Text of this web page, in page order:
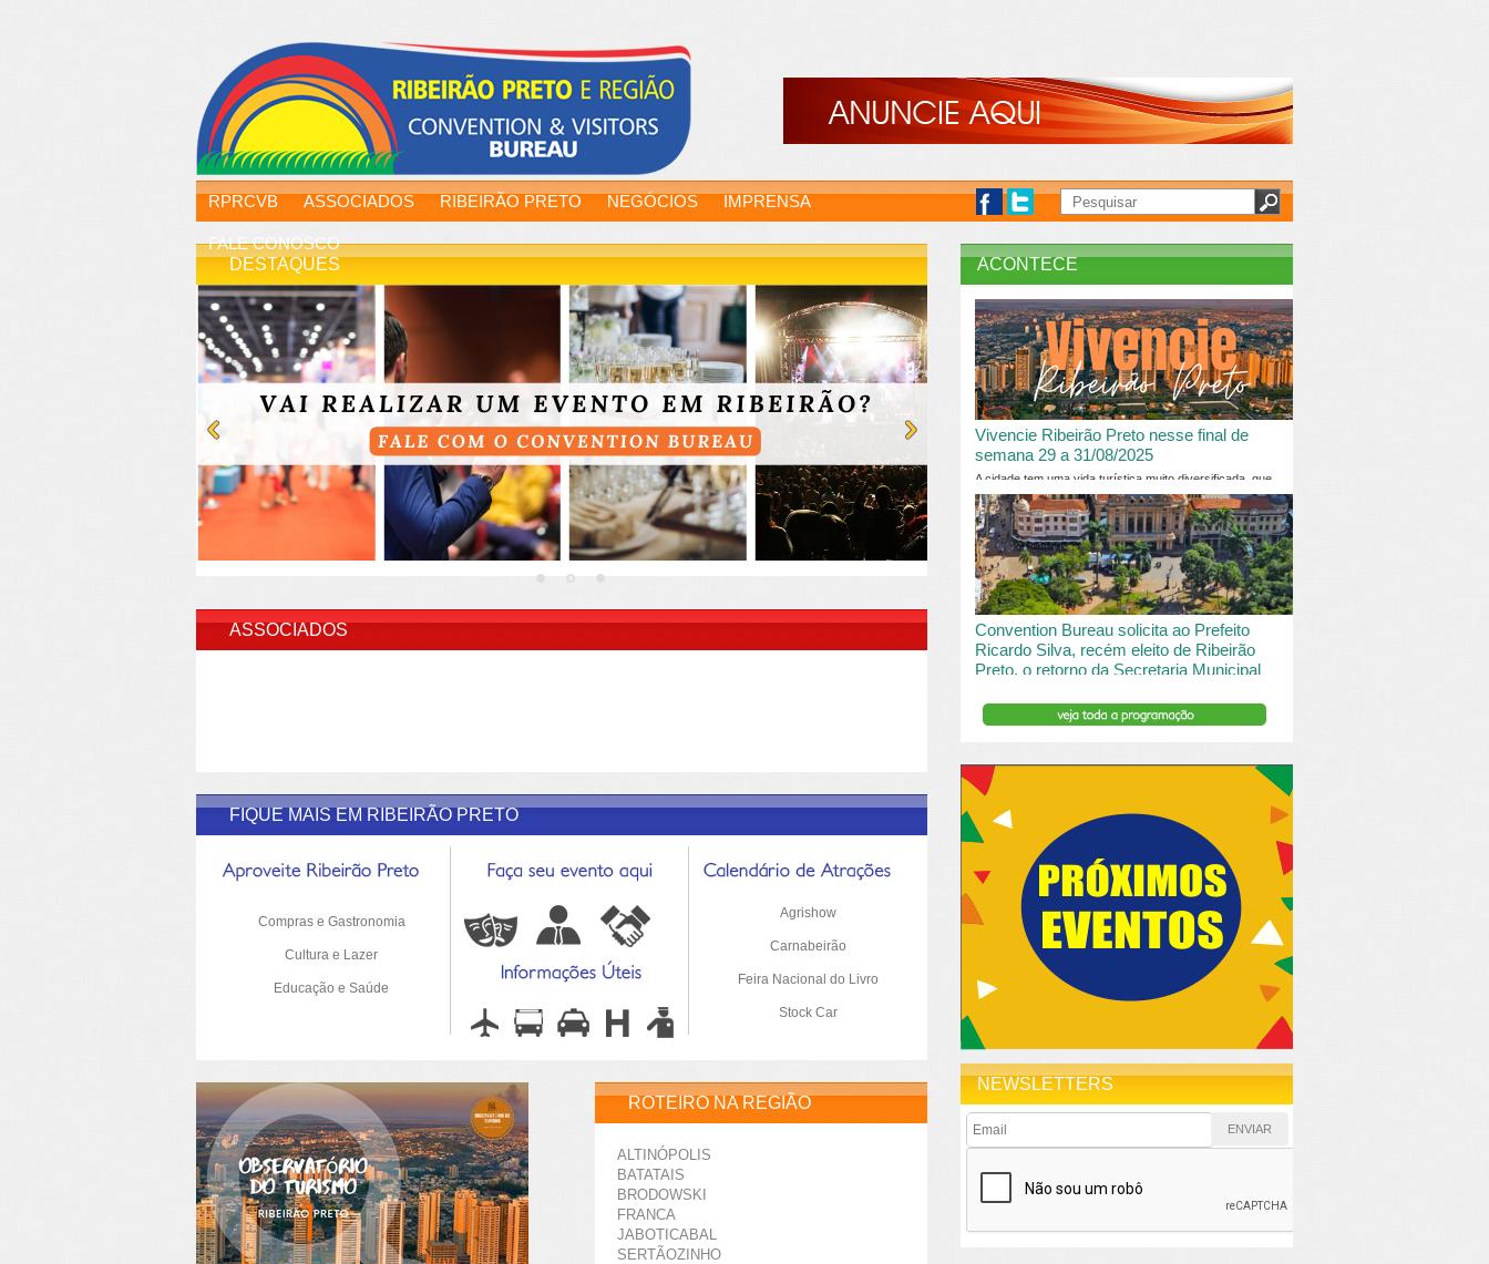
RPRCVB ASSOCIADOS RIBEIRÃO PRETO NEGÓCIOS IMPRENSA
FALE CONOSCO
DESTAQUES
INSERIR DESCRIÇÃO DO POST/PAGINAS
ASSOCIADOS
FIQUE MAIS EM RIBEIRÃO PRETO
Compras e Gastronomia
Cultura e Lazer
Educação e Saúde
Agrishow
Carnabeirão
Feira Nacional do Livro
Stock Car
ROTEIRO NA REGIÃO
ALTINÓPOLIS
BATATAIS
BRODOWSKI
FRANCA
JABOTICABAL
SERTÃOZINHO
ACONTECE
Vivencie Ribeirão Preto nesse final de
semana 29 a 31/08/2025
A cidade tem uma vida turística muito diversificada, que
vai desde o turismo de saude à contemplação de
passaros....
Convention Bureau solicita ao Prefeito
Ricardo Silva, recém eleito de Ribeirão
Preto, o retorno da Secretaria Municipal
O Ribeirão Preto e Região Convention & Visitors Bureau
NEWSLETTERS